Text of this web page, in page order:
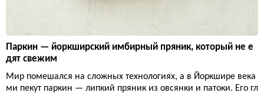
Паркин — йоркширский имбирный пряник, который не е
дят свежим
Мир помешался на сложных технологиях, а в Йоркшире века
ми пекут паркин — липкий пряник из овсянки и патоки. Его гл